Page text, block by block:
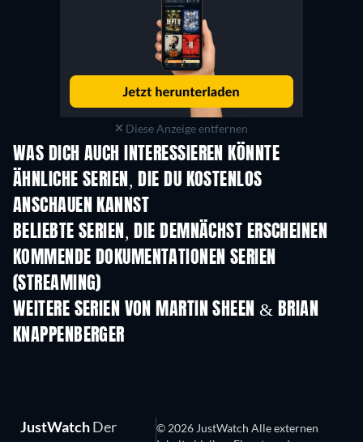
Diese Anzeige entfernen
WAS DICH AUCH INTERESSIEREN KÖNNTE
Serie Serie
ÄHNLICHE SERIEN, DIE DU KOSTENLOS
ANSCHAUEN KANNST
Serie
BELIEBTE SERIEN, DIE DEMNÄCHST ERSCHEINEN
Serie Serie
KOMMENDE DOKUMENTATIONEN SERIEN
(STREAMING)Staffel 1
WEITERE SERIEN VON MARTIN SHEEN & BRIAN
KNAPPENBERGER
Serie
JustWatchDer
© 2026 JustWatch Alle externen